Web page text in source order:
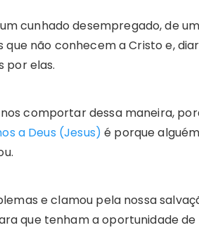
cunhado desempregado, de
não conhecem a Cristo e,
por elas.
comportar dessa maneira,
a Deus (Jesus)é porque
e clamou pela nossa
que tenham a oportunidade